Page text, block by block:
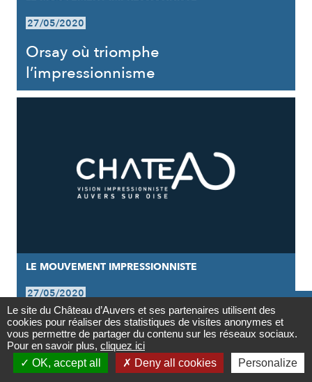
Contact

Newsletter
27/05/2020
Orsay où triomphe
l’impressionnisme
LE MOUVEMENT IMPRESSIONNISTE
27/05/2020
Quatre tableaux décryptés
Le site du Château d’Auvers et ses partenaires utilisent des
cookies pour réaliser des statistiques de visites anonymes et
vous permettre de partager du contenu sur les réseaux sociaux.
Pour en savoir plus, cliquez ici
OK, accept all
Deny all cookies Personalize